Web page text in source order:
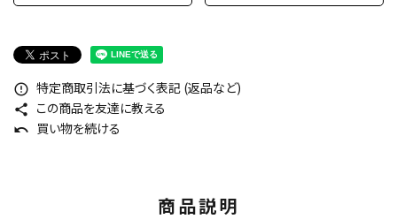
error_outline 特定商取引法に基づく表記 (返品など)
share この商品を友達に教える
undo 買い物を続ける
商品説明